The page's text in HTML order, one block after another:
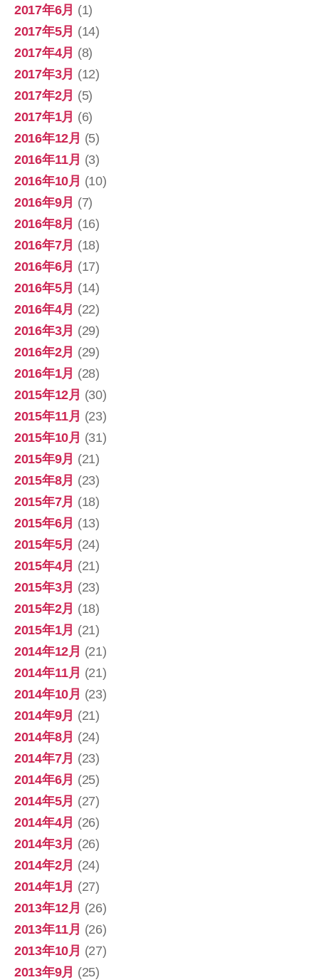
2017年6月 (1)
2017年5月 (14)
2017年4月 (8)
2017年3月 (12)
2017年2月 (5)
2017年1月 (6)
2016年12月 (5)
2016年11月 (3)
2016年10月 (10)
2016年9月 (7)
2016年8月 (16)
2016年7月 (18)
2016年6月 (17)
2016年5月 (14)
2016年4月 (22)
2016年3月 (29)
2016年2月 (29)
2016年1月 (28)
2015年12月 (30)
2015年11月 (23)
2015年10月 (31)
2015年9月 (21)
2015年8月 (23)
2015年7月 (18)
2015年6月 (13)
2015年5月 (24)
2015年4月 (21)
2015年3月 (23)
2015年2月 (18)
2015年1月 (21)
2014年12月 (21)
2014年11月 (21)
2014年10月 (23)
2014年9月 (21)
2014年8月 (24)
2014年7月 (23)
2014年6月 (25)
2014年5月 (27)
2014年4月 (26)
2014年3月 (26)
2014年2月 (24)
2014年1月 (27)
2013年12月 (26)
2013年11月 (26)
2013年10月 (27)
2013年9月 (25)